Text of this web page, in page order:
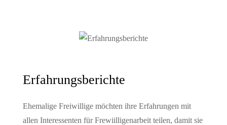
Erfahrungsberichte
Ehemalige Freiwillige möchten ihre Erfahrungen mit
allen Interessenten für Frewiilligenarbeit teilen, damit sie